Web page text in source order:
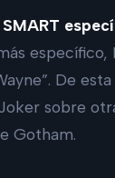
De
sobre
Gotham.